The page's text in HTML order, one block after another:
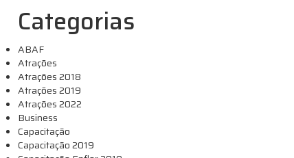
Categorias
ABAF
Atrações
Atrações 2018
Atrações 2019
Atrações 2022
Business
Capacitação
Capacitação 2019